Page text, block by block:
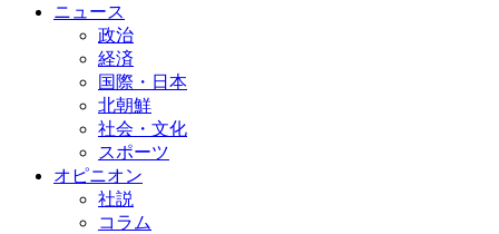
ニュース
政治
経済
国際・日本
北朝鮮
社会・文化
スポーツ
オピニオン
社説
コラム